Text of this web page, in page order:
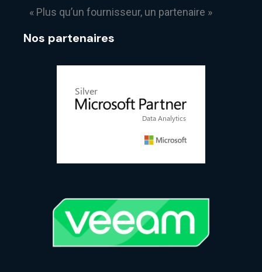
« Plus qu’un fournisseur, un partenaire »
Nos partenaires